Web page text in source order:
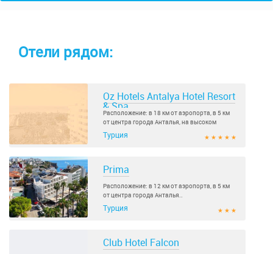
Отели рядом:
Oz Hotels Antalya Hotel Resort
& Spa
Расположение: в 18 км от аэропорта, в 5 км
от центра города Анталья, на высоком
берегу моря..
Турция ★ ★ ★ ★ ★
Prima
Расположение: в 12 км от аэропорта, в 5 км
от центра города Анталья..
Турция ★ ★ ★
Club Hotel Falcon